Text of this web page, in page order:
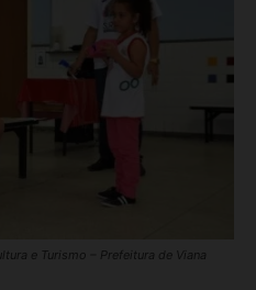
e Turismo – Prefeitura de Viana